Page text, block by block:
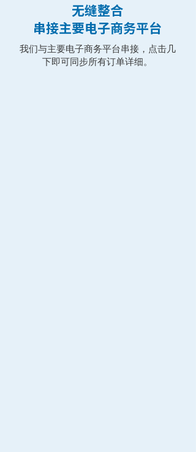
无缝整合
串接主要电子商务平台
我们与主要电子商务平台串接，点击几
下即可同步所有订单详细。